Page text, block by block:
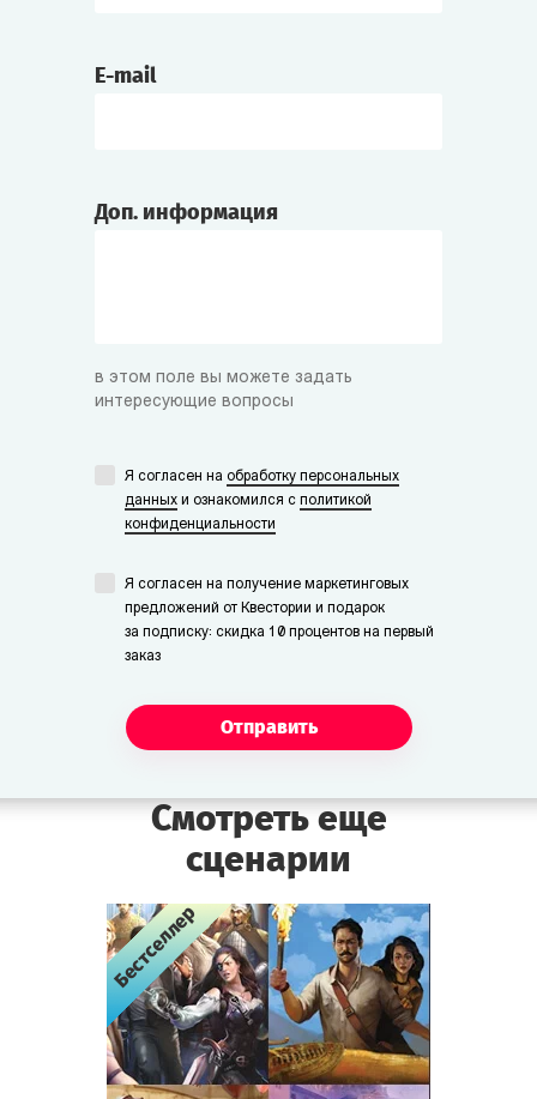
E-mail
Доп. информация
в этом поле вы можете задать
интересующие вопросы
Я согласен на обработку персональных
данных и ознакомился с политикой
конфиденциальности
Я согласен на получение маркетинговых
предложений от Квестории и подарок
за подписку: скидка 10 процентов на первый
заказ
Отправить
Смотреть еще
сценарии
Бестселлер
Бестселлер
Бестселлер
Бестселлер